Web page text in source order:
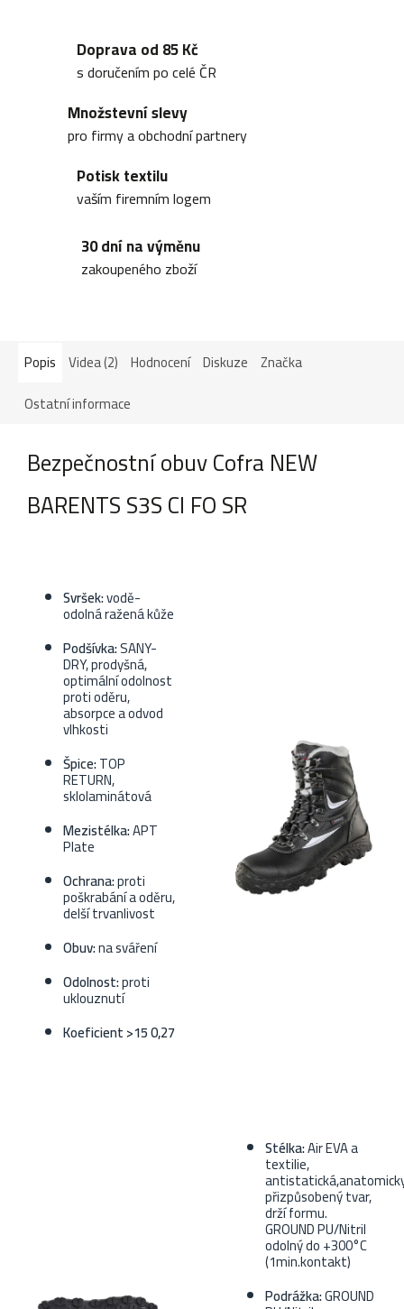
Doprava od 85 Kč
s doručením po celé ČR
Množstevní slevy
pro firmy a obchodní partnery
Potisk textilu
vaším firemním logem
30 dní na výměnu
zakoupeného zboží
Popis Videa (2) Hodnocení Diskuze Značka
Ostatní informace
Bezpečnostní obuv Cofra NEW
BARENTS S3S CI FO SR
Svršek:vodě-
odolná ražená kůže
Podšívka:SANY-
DRY, prodyšná,
optimální odolnost
proti oděru,
absorpce a odvod
vlhkosti
Špice:TOP
RETURN,
sklolaminátová
Mezistélka:APT
Plate
Ochrana:proti
poškrabání a oděru,
delší trvanlivost
Obuv:na sváření
Odolnost:proti
uklouznutí
Koeficient>15 0,27
Stélka:Air EVA a
textilie,
přizpůsobený tvar,
drží formu.
GROUND PU/Nitril
odolný do +300°C
(1min.kontakt)
Podrážka:GROUND